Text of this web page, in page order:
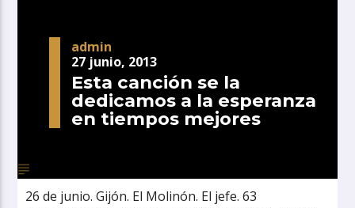
admin
27 junio, 2013
Esta canción se la
dedicamos a la esperanza
en tiempos mejores
26 de junio. Gijón. El Molinón. El jefe. 63